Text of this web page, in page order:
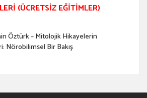
(ÜCRETSIZ EĞITIMLER)
Öztürk – Mitolojik Hikayelerin
Nörobilimsel Bir Bakış